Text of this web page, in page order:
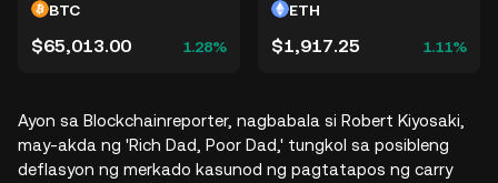
BTC
$65,013.00 1.28%
ETH
$1,917.25 1.11%
Ayon sa Blockchainreporter, nagbabala si Robert Kiyosaki,
may-akda ng 'Rich Dad, Poor Dad,' tungkol sa posibleng
deflasyon ng merkado kasunod ng pagtatapos ng carry